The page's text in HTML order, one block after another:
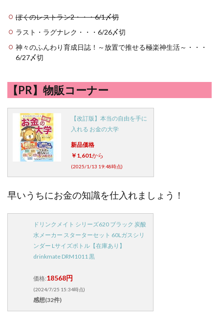
ぼくのレストラン2・・・6/1〆切
ラスト・ラグナレク・・・6/26〆切
神々のふんわり育成日誌！～放置で推せる極楽神生活～・・・
6/27〆切
【PR】物販コーナー
【改訂版】本当の自由を手に
入れる お金の大学
新品価格
￥1,601から
(2025/1/13 19:48時点)
早いうちにお金の知識を仕入れましょう！
ドリンクメイト シリーズ620 ブラック 炭酸
水メーカー スターターセット 60Lガスシリ
ンダー Lサイズボトル【在庫あり】
drinkmate DRM1011 黒
価格:18568円
(2024/7/25 15:34時点)
感想(32件)